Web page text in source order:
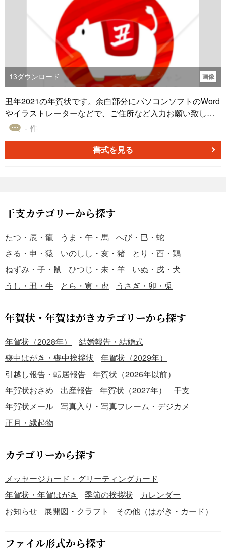
13ダウンロード 画像
丑年2021の年賀状です。余白部分にパソコンソフトのWord
やイラストレーターなどで、ご住所など入力お願い致しま
す。 - 件
書式を見る
干支カテゴリーから探す
たつ・辰・龍 うま・午・馬
へび・巳・蛇
さる・申・猿
いのしし・亥・猪
とり・酉・鶏
ねずみ・子・鼠
ひつじ・未・羊
いぬ・戌・犬
うし・丑・牛
とら・寅・虎 うさぎ・卯・兎
年賀状・年賀はがきカテゴリーから探す
年賀状（2028年）
結婚報告・結婚式
喪中はがき・喪中挨拶状
年賀状（2029年）
引越し報告・転居報告
年賀状（2026年以前）
年賀状おさめ
出産報告 年賀状（2027年）
干支
年賀状メール
写真入り・写真フレーム・デジカメ
正月・縁起物
カテゴリーから探す
メッセージカード・グリーティングカード
年賀状・年賀はがき
季節の挨拶状
カレンダー
お知らせ
展開図・クラフト その他（はがき・カード）
ファイル形式から探す